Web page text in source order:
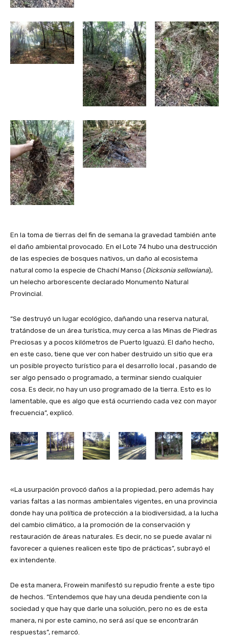
En la toma de tierras del fin de semana la gravedad también ante
el daño ambiental provocado. En el Lote 74 hubo una destrucción
de las especies de bosques nativos, un daño al ecosistema
natural como la especie de Chachí Manso (Dicksonia sellowiana),
un helecho arborescente declarado Monumento Natural
Provincial.
“Se destruyó un lugar ecológico, dañando una reserva natural,
tratándose de un área turística, muy cerca a las Minas de Piedras
Preciosas y a pocos kilómetros de Puerto Iguazú. El daño hecho,
en este caso, tiene que ver con haber destruido un sitio que era
un posible proyecto turístico para el desarrollo local , pasando de
ser algo pensado o programado, a terminar siendo cualquier
cosa. Es decir, no hay un uso programado de la tierra. Esto es lo
lamentable, que es algo que está ocurriendo cada vez con mayor
frecuencia”, explicó.
«La usurpación provocó daños a la propiedad, pero además hay
varias faltas a las normas ambientales vigentes, en una provincia
donde hay una política de protección a la biodiversidad, a la lucha
del cambio climático, a la promoción de la conservación y
restauración de áreas naturales. Es decir, no se puede avalar ni
favorecer a quienes realicen este tipo de prácticas”, subrayó el
ex intendente.
De esta manera, Frowein manifestó su repudio frente a este tipo
de hechos. “Entendemos que hay una deuda pendiente con la
sociedad y que hay que darle una solución, pero no es de esta
manera, ni por este camino, no será así que se encontrarán
respuestas”, remarcó.